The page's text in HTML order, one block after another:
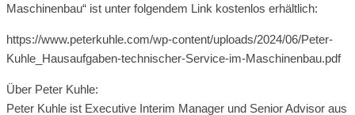
Maschinenbau“ ist unter folgendem Link kostenlos erhältlich:
https://www.peterkuhle.com/wp-content/uploads/2024/06/Peter-
Kuhle_Hausaufgaben-technischer-Service-im-Maschinenbau.pdf
Über Peter Kuhle:
Peter Kuhle ist Executive Interim Manager und Senior Advisor aus